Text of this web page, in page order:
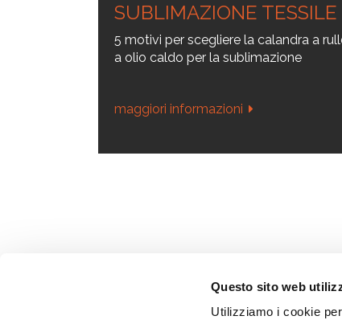
Questo sito web
Utilizziamo i cookie
SUBLIMAZIONE TESSILE
5 motivi per scegliere la calandra a
a olio caldo per la sublimazione
maggiori informazioni